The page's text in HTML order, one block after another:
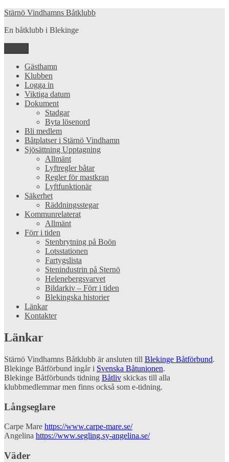
Hoppa
innehåll
Stärnö Vindhamns Båtklubb
En båtklubb i Blekinge
Gästhamn
Klubben
Logga in
Viktiga datum
Dokument
Stadgar
Byta lösenord
Bli medlem
Båtplatser i Stärnö Vindhamn
Sjösättning Upptagning
Allmänt
Lyftregler båtar
Regler för mastkran
Lyftfunktionär
Säkerhet
Räddningsstegar
Kommunrelaterat
Allmänt
Förr i tiden
Stenbrytning på Boön
Lotsstationen
Fartygslista
Stenindustrin på Sternö
Helenebergsvarvet
Bildarkiv – Förr i tiden
Blekingska historier
Länkar
Kontakter
Länkar
Stärnö Vindhamns Båtklubb är ansluten till Blekinge Båtförbund.
Blekinge Båtförbund ingår i Svenska Båtunionen.
Blekinge Båtförbunds tidning Båtliv skickas till alla
klubbmedlemmar men finns också som e-tidning.
Långseglare
Carpe Mare https://www.carpe-mare.se/
Angelina https://www.segling.sy-angelina.se/
Väder